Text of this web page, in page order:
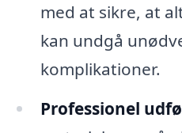
med at sikre, at
kan undgå
komplikationer.
Professionel